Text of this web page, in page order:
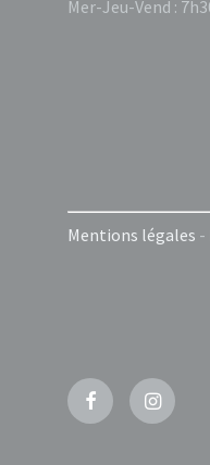
Mer-Jeu-Vend :
Mentions légales -
Facebook